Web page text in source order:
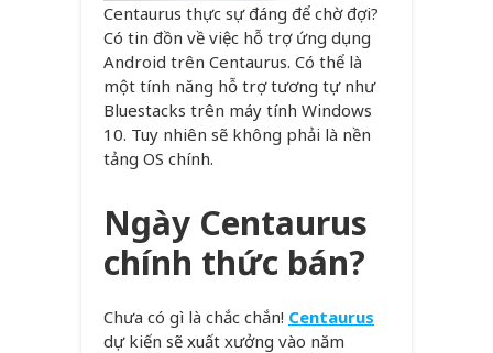
Centaurus thực sự đáng để chờ đợi?
Có tin đồn về việc hỗ trợ ứng dụng
Android trên Centaurus. Có thể là
một tính năng hỗ trợ tương tự như
Bluestacks trên máy tính Windows
10. Tuy nhiên sẽ không phải là nền
tảng OS chính.
Ngày Centaurus
chính thức bán?
Chưa có gì là chắc chắn! Centaurus
dự kiến sẽ xuất xưởng vào năm